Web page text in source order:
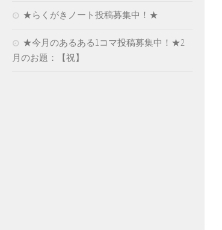
★らくがきノート投稿募集中！★
★今月のあるある1コマ投稿募集中！★2
月のお題：【祝】